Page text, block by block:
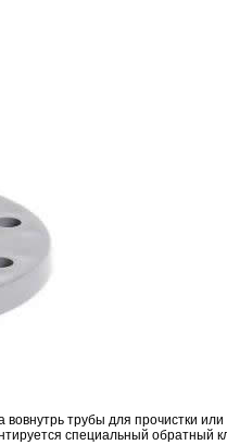
трубы для прочистки или
специальный обратный